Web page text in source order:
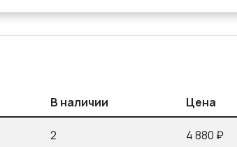
В наличии Цена
2 4 880 ₽